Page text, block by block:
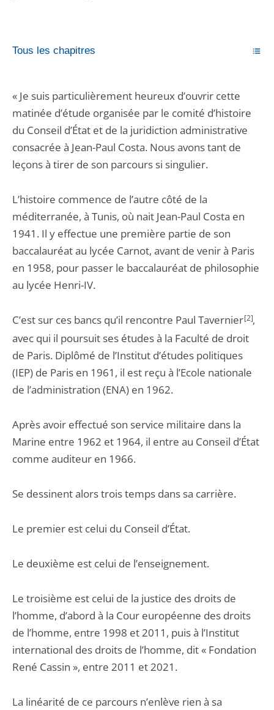
Tous les chapitres
« Je suis particulièrement heureux d’ouvrir cette
matinée d’étude organisée par le comité d’histoire
du Conseil d’État et de la juridiction administrative
consacrée à Jean-Paul Costa. Nous avons tant de
leçons à tirer de son parcours si singulier.
L’histoire commence de l’autre côté de la
méditerranée, à Tunis, où nait Jean-Paul Costa en
1941. Il y effectue une première partie de son
baccalauréat au lycée Carnot, avant de venir à Paris
en 1958, pour passer le baccalauréat de philosophie
au lycée Henri-IV.
C’est sur ces bancs qu’il rencontre Paul Tavernier[2],
avec qui il poursuit ses études à la Faculté de droit
de Paris. Diplômé de l’Institut d’études politiques
(IEP) de Paris en 1961, il est reçu à l’Ecole nationale
de l’administration (ENA) en 1962.
Après avoir effectué son service militaire dans la
Marine entre 1962 et 1964, il entre au Conseil d’État
comme auditeur en 1966.
Se dessinent alors trois temps dans sa carrière.
Le premier est celui du Conseil d’État.
Le deuxième est celui de l’enseignement.
Le troisième est celui de la justice des droits de
l’homme, d’abord à la Cour européenne des droits
de l’homme, entre 1998 et 2011, puis à l’Institut
international des droits de l’homme, dit « Fondation
René Cassin », entre 2011 et 2021.
La linéarité de ce parcours n’enlève rien à sa